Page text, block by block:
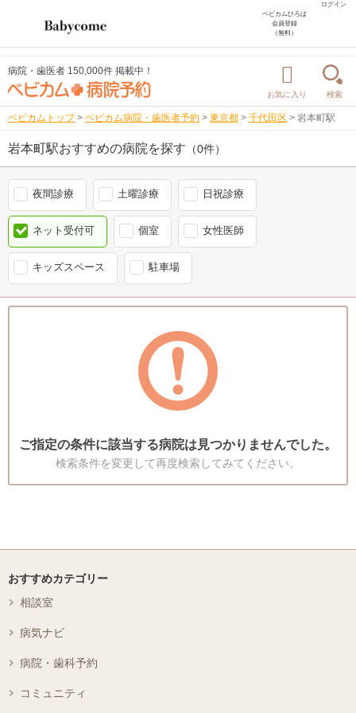
ログイン
ベビカムひろば
会員登録
（無料）
病院・歯医者 150,000件 掲載中！
お気に入り 検索
ベビカムトップ > ベビカム病院・歯医者予約 > 東京都 > 千代田区 > 岩本町駅
岩本町駅おすすめの病院を探す （0件）
夜間診療 土曜診療 日祝診療
ネット受付可 個室 女性医師
キッズスペース 駐車場
ご指定の条件に該当する病院は見つかりませんでした。
検索条件を変更して再度検索してみてください。
おすすめカテゴリー
相談室
病気ナビ
病院・歯科予約
コミュニティ